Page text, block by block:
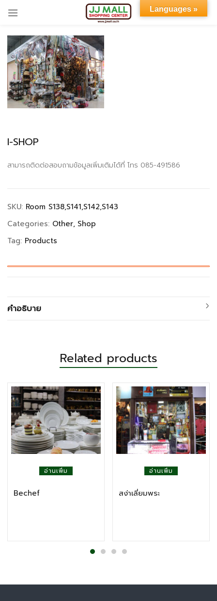
I-SHOP
สามารถติดต่อสอบถามข้อมูลเพิ่มเติมได้ที่ โทร 085-491586
SKU: Room S138,S141,S142,S143
Categories: Other Shop
Tag: Products
คำอธิบาย
Related products
อ่านเพิ่ม
Bechef
อ่านเพิ่ม
สง่าเลี่ยมพระ
Languages »
Sign in